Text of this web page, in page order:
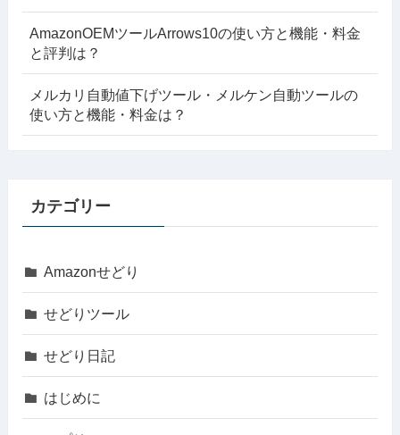
AmazonOEMツールArrows10の使い方と機能・料金
と評判は？
メルカリ自動値下げツール・メルケン自動ツールの
使い方と機能・料金は？
カテゴリー
Amazonせどり
せどりツール
せどり日記
はじめに